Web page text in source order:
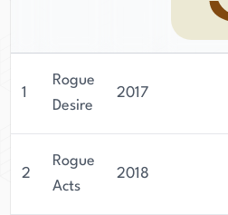
1
Rogue
Desire
2017
2
Rogue
Acts
2018